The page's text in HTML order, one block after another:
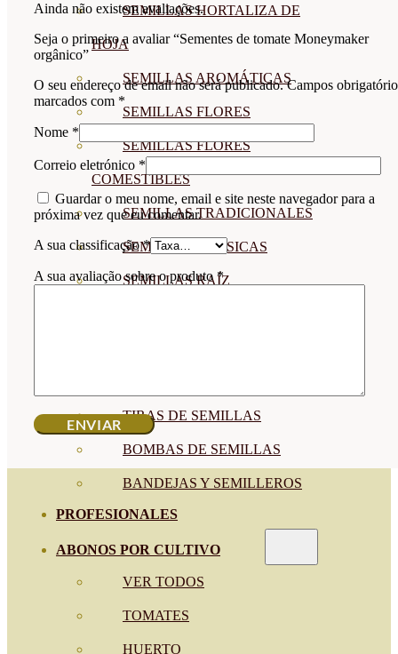
SEMILLAS HORTALIZA DE
HOJA
SEMILLAS AROMÁTICAS
SEMILLAS FLORES
SEMILLAS FLORES
COMESTIBLES
SEMILLAS TRADICIONALES
SEMILLAS BRASICAS
SEMILLAS RAÍZ
TIRAS DE SEMILLAS
BOMBAS DE SEMILLAS
BANDEJAS Y SEMILLEROS
PROFESIONALES
ABONOS POR CULTIVO
VER TODOS
TOMATES
HUERTO
Ainda não existem avaliações.
Seja o primeiro a avaliar “Sementes de tomate Moneymaker
orgânico”
O seu endereço de email não será publicado. Campos
marcados com *
Nome *
Correio eletrónico *
Guardar o meu nome, email e site neste navegador para a
próxima vez que eu comentar.
A sua classificação*
A sua avaliação sobre o produto *